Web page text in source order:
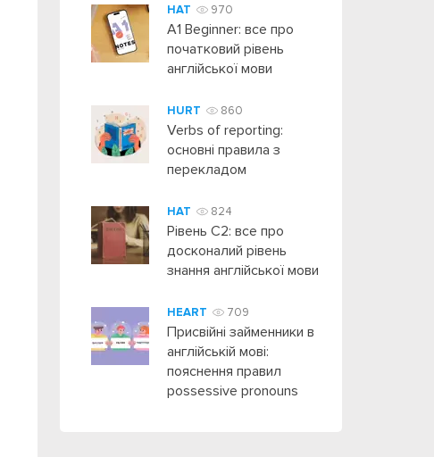
HAT 970
A1 Beginner: все про
початковий рівень
англійської мови
HURT 860
Verbs of reporting:
основні правила з
перекладом
HAT 824
Рівень C2: все про
досконалий рівень
знання англійської мови
HEART 709
Присвійні займенники в
англійській мові:
пояснення правил
possessive pronouns